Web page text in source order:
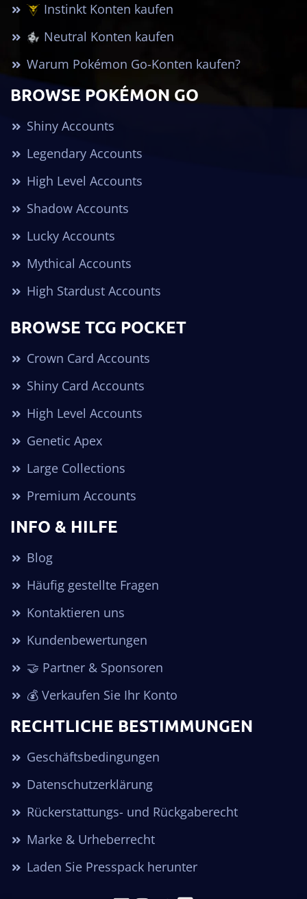
Instinkt Konten kaufen
Neutral Konten kaufen
Warum Pokémon Go-Konten kaufen?
BROWSE POKÉMON GO
Shiny Accounts
Legendary Accounts
High Level Accounts
Shadow Accounts
Lucky Accounts
Mythical Accounts
High Stardust Accounts
BROWSE TCG POCKET
Crown Card Accounts
Shiny Card Accounts
High Level Accounts
Genetic Apex
Large Collections
Premium Accounts
INFO & HILFE
Blog
Häufig gestellte Fragen
Kontaktieren uns
Kundenbewertungen
🤝 Partner & Sponsoren
💰 Verkaufen Sie Ihr Konto
RECHTLICHE BESTIMMUNGEN
Geschäftsbedingungen
Datenschutzerklärung
Rückerstattungs- und Rückgaberecht
Marke & Urheberrecht
Laden Sie Presspack herunter